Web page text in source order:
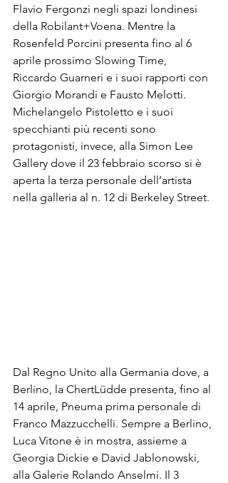
Flavio Fergonzi negli spazi londinesi
della Robilant+Voena. Mentre la
Rosenfeld Porcini presenta fino al 6
aprile prossimo Slowing Time,
Riccardo Guarneri e i suoi rapporti con
Giorgio Morandi e Fausto Melotti.
Michelangelo Pistoletto e i suoi
specchianti più recenti sono
protagonisti, invece, alla Simon Lee
Gallery dove il 23 febbraio scorso si è
aperta la terza personale dell’artista
nella galleria al n. 12 di Berkeley Street.
Dal Regno Unito alla Germania dove, a
Berlino, la ChertLüdde presenta, fino al
14 aprile, Pneuma prima personale di
Franco Mazzucchelli. Sempre a Berlino,
Luca Vitone è in mostra, assieme a
Georgia Dickie e David Jablonowski,
alla Galerie Rolando Anselmi. Il 3